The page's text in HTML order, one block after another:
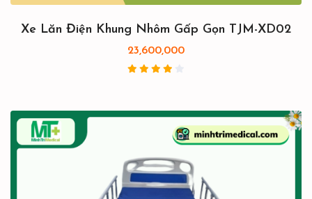
Xe Lăn Điện Khung Nhôm Gấp Gọn TJM-XD02
23,600,000